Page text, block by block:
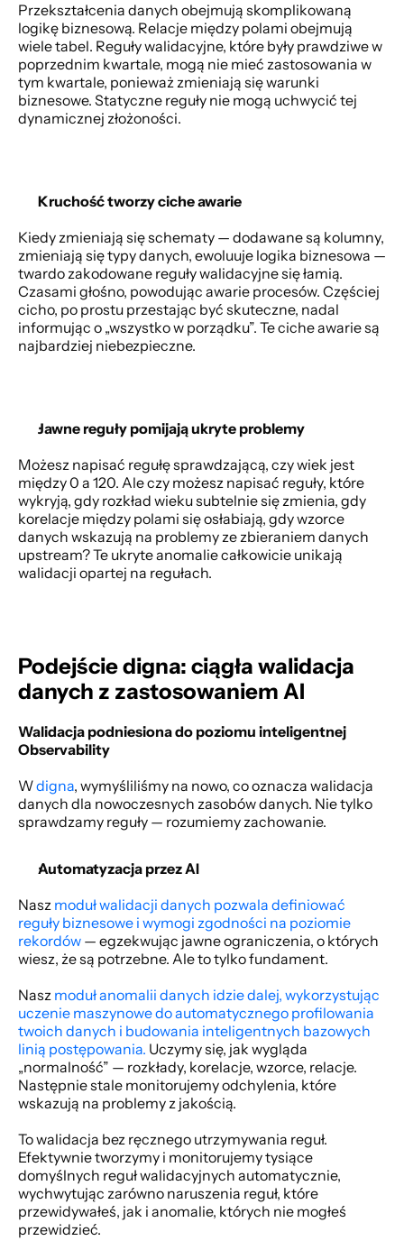
Przekształcenia danych obejmują skomplikowaną
logikę biznesową. Relacje między polami obejmują
wiele tabel. Reguły walidacyjne, które były prawdziwe w
poprzednim kwartale, mogą nie mieć zastosowania w
tym kwartale, ponieważ zmieniają się warunki
biznesowe. Statyczne reguły nie mogą uchwycić tej
dynamicznej złożoności.
Kruchość tworzy ciche awarie
Kiedy zmieniają się schematy — dodawane są kolumny,
zmieniają się typy danych, ewoluuje logika biznesowa —
twardo zakodowane reguły walidacyjne się łamią.
Czasami głośno, powodując awarie procesów. Częściej
cicho, po prostu przestając być skuteczne, nadal
informując o „wszystko w porządku”. Te ciche awarie są
najbardziej niebezpieczne.
Jawne reguły pomijają ukryte problemy
Możesz napisać regułę sprawdzającą, czy wiek jest
między 0 a 120. Ale czy możesz napisać reguły, które
wykryją, gdy rozkład wieku subtelnie się zmienia, gdy
korelacje między polami się osłabiają, gdy wzorce
danych wskazują na problemy ze zbieraniem danych
upstream? Te ukryte anomalie całkowicie unikają
walidacji opartej na regułach.
Podejście digna: ciągła walidacja
danych z zastosowaniem AI
Walidacja podniesiona do poziomu inteligentnej
Observability
W digna, wymyśliliśmy na nowo, co oznacza walidacja
danych dla nowoczesnych zasobów danych. Nie tylko
sprawdzamy reguły — rozumiemy zachowanie.
Automatyzacja przez AI
Nasz moduł walidacji danych pozwala definiować
reguły biznesowe i wymogi zgodności na poziomie
rekordów — egzekwując jawne ograniczenia, o których
wiesz, że są potrzebne. Ale to tylko fundament.
Nasz moduł anomalii danych idzie dalej, wykorzystując
uczenie maszynowe do automatycznego profilowania
twoich danych i budowania inteligentnych bazowych
linią postępowania. Uczymy się, jak wygląda
„normalność” — rozkłady, korelacje, wzorce, relacje.
Następnie stale monitorujemy odchylenia, które
wskazują na problemy z jakością.
To walidacja bez ręcznego utrzymywania reguł.
Efektywnie tworzymy i monitorujemy tysiące
domyślnych reguł walidacyjnych automatycznie,
wychwytując zarówno naruszenia reguł, które
przewidywałeś, jak i anomalie, których nie mogłeś
przewidzieć.